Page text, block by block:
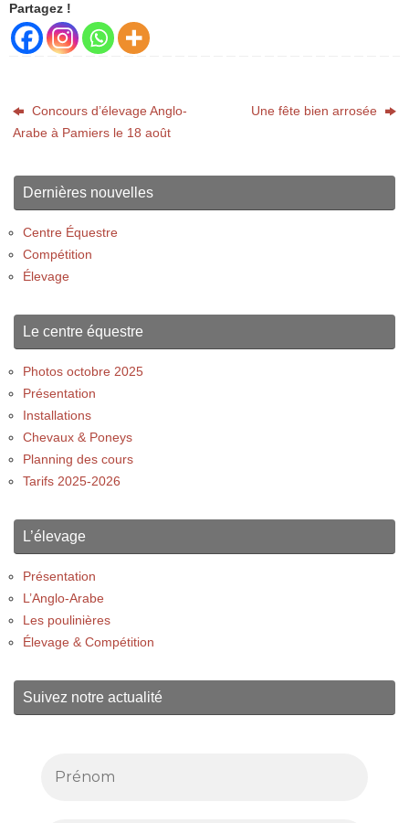
Partagez !
Concours d’élevage Anglo-
Arabe à Pamiers le 18 août
Une fête bien arrosée
Dernières nouvelles
Centre Équestre
Compétition
Élevage
Le centre équestre
Photos octobre 2025
Présentation
Installations
Chevaux & Poneys
Planning des cours
Tarifs 2025-2026
L’élevage
Présentation
L’Anglo-Arabe
Les poulinières
Élevage & Compétition
Suivez notre actualité